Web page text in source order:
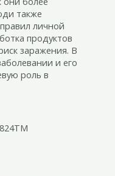
также
личной
продуктов
заражения. В
и его
роль в